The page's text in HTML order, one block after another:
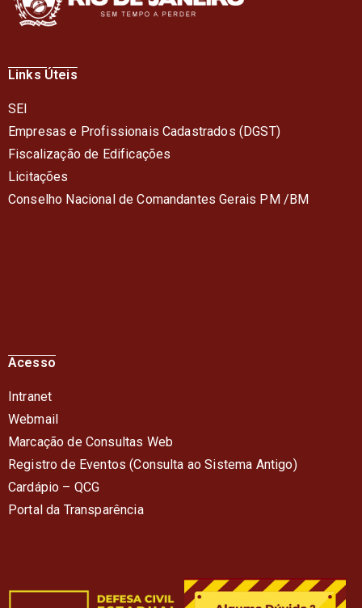
Links Úteis
SEI
Empresas e Profissionais Cadastrados (DGST)
Fiscalização de Edificações
Licitações
Conselho Nacional de Comandantes Gerais PM /BM
Acesso
Intranet
Webmail
Marcação de Consultas Web
Registro de Eventos (Consulta ao Sistema Antigo)
Cardápio – QCG
Portal da Transparência